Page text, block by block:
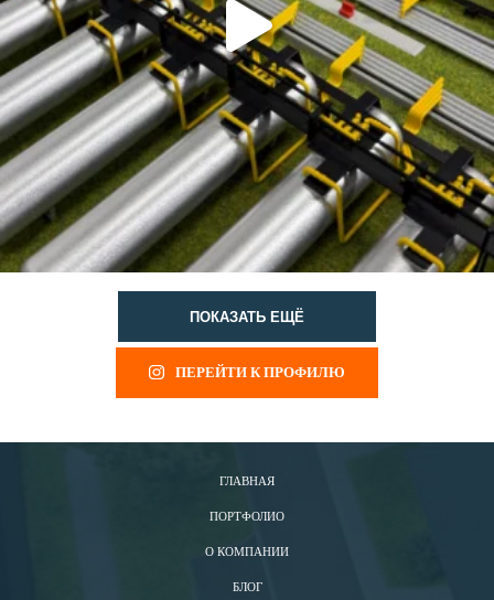
ПОКАЗАТЬ ЕЩЁ
ПЕРЕЙТИ К ПРОФИЛЮ
ГЛАВНАЯ
ПОРТФОЛИО
О КОМПАНИИ
БЛОГ